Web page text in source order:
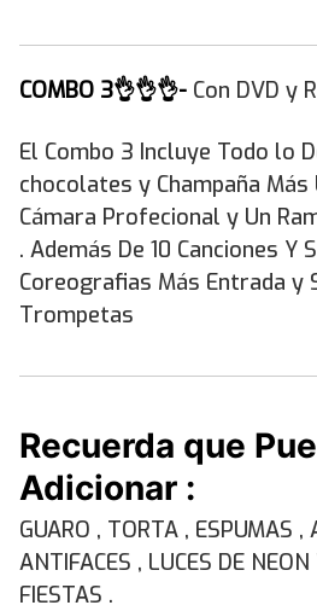
COMBO 3👌👌👌- Con DVD y
El Combo 3 Incluye Todo lo
chocolates y Champaña Más
Cámara Profecional y Un
. Además De 10 Canciones Y
Coreografias Más Entrada y
Trompetas
Recuerda que
Adicionar :
GUARO , TORTA , ESPUMAS ,
ANTIFACES , LUCES DE
FIESTAS .